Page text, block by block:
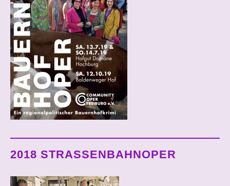
2018 STRASSENBAHNOPER